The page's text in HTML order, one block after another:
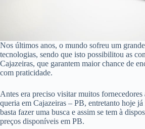
Nos últimos anos, o mundo sofreu um
tecnologias, sendo que isto possibilitou as
Cajazeiras, que garantem maior chance de
com praticidade.
Antes era preciso visitar muitos fornecedores
queria em Cajazeiras – PB, entretanto hoje
basta fazer uma busca e assim se tem à
preços disponíveis em PB.